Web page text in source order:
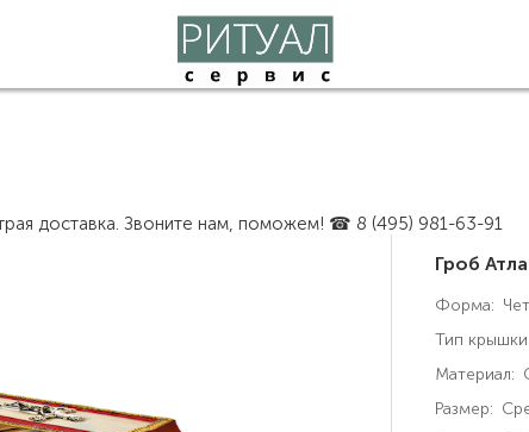
доставка. Звоните нам, поможем! ☎ 8 (495) 981-63-91
Гроб
Форма:
Тип крышки:
Материал:
Размер: